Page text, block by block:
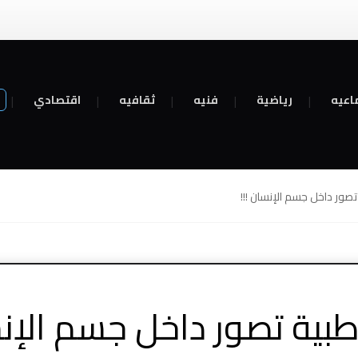
رياضية فنيه ثقافيه اقتصادي
تصور داخل جسم الإنسان !!!
تصور داخل جسم